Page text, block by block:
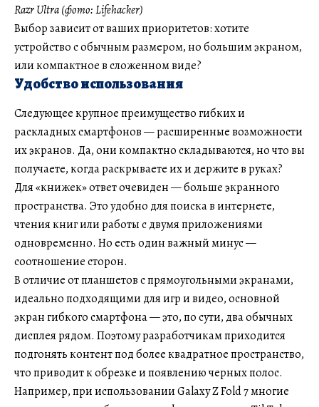
Razr Ultra (фото: Lifehacker)
Выбор зависит от ваших приоритетов: хотите
устройство с обычным размером, но большим экраном,
или компактное в сложенном виде?
Удобство использования
Следующее крупное преимущество гибких и
раскладных смартфонов — расширенные возможности
их экранов. Да, они компактно складываются, но что вы
получаете, когда раскрываете их и держите в руках?
Для «книжек» ответ очевиден — больше экранного
пространства. Это удобно для поиска в интернете,
чтения книг или работы с двумя приложениями
одновременно. Но есть один важный минус —
соотношение сторон.
В отличие от планшетов с прямоугольными экранами,
идеально подходящими для игр и видео, основной
экран гибкого смартфона — это, по сути, два обычных
дисплея рядом. Поэтому разработчикам приходится
подгонять контент под более квадратное пространство,
что приводит к обрезке и появлению черных полос.
Например, при использовании Galaxy Z Fold 7 многие